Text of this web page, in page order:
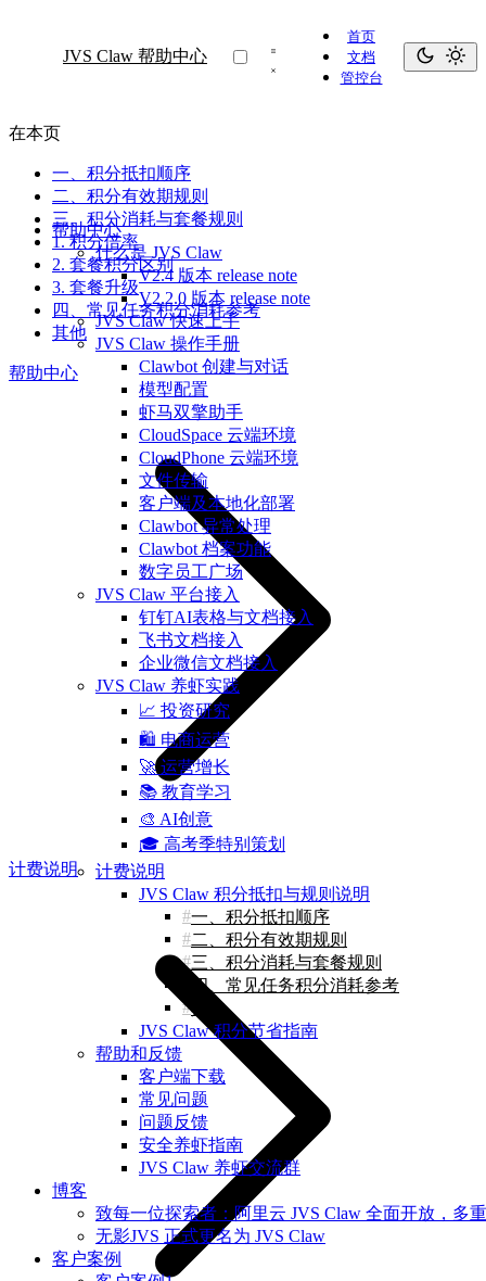
JVS Claw 帮助中心
首页
文档
管控台
帮助中心
什么是 JVS Claw
V2.4 版本 release note
V2.2.0 版本 release note
JVS Claw 快速上手
JVS Claw 操作手册
Clawbot 创建与对话
模型配置
虾马双擎助手
CloudSpace 云端环境
CloudPhone 云端环境
文件传输
客户端及本地化部署
Clawbot 异常处理
Clawbot 档案功能
数字员工广场
JVS Claw 平台接入
钉钉AI表格与文档接入
飞书文档接入
企业微信文档接入
JVS Claw 养虾实践
📈 投资研究
🛍️ 电商运营
🚀 运营增长
📚 教育学习
🎨 AI创意
🎓 高考季特别策划
计费说明
JVS Claw 积分抵扣与规则说明
一、积分抵扣顺序
二、积分有效期规则
三、积分消耗与套餐规则
四、常见任务积分消耗参考
其他
JVS Claw 积分节省指南
帮助和反馈
客户端下载
常见问题
问题反馈
安全养虾指南
JVS Claw 养虾交流群
博客
致每一位探索者：阿里云 JVS Claw 全面开放，多
无影JVS 正式更名为 JVS Claw
客户案例
在本页
一、积分抵扣顺序
二、积分有效期规则
三、积分消耗与套餐规则
1. 积分倍率
2. 套餐积分区别
3. 套餐升级
四、常见任务积分消耗参考
其他
帮助中心
计费说明